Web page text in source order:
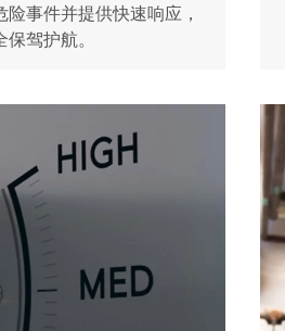
事件并提供快速响应，
驾护航。